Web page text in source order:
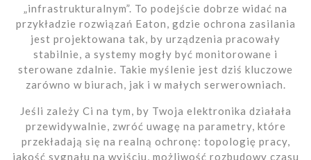
„infrastrukturalnym”. To podejście dobrze widać na
przykładzie rozwiązań Eaton, gdzie ochrona zasilania
jest projektowana tak, by urządzenia pracowały
stabilnie, a systemy mogły być monitorowane i
sterowane zdalnie. Takie myślenie jest dziś kluczowe
zarówno w biurach, jak i w małych serwerowniach.
Jeśli zależy Ci na tym, by Twoja elektronika działała
przewidywalnie, zwróć uwagę na parametry, które
przekładają się na realną ochronę: topologię pracy,
jakość sygnału na wyjściu, możliwość rozbudowy czasu